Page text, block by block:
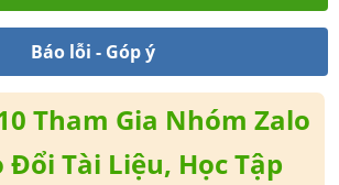
Báo lỗi - Góp ý
Tham Gia Nhóm Zalo
Đổi Tài Liệu, Học Tập